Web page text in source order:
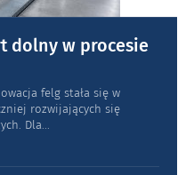
dolny w procesie
felg stała się w
rozwijających się
Dla